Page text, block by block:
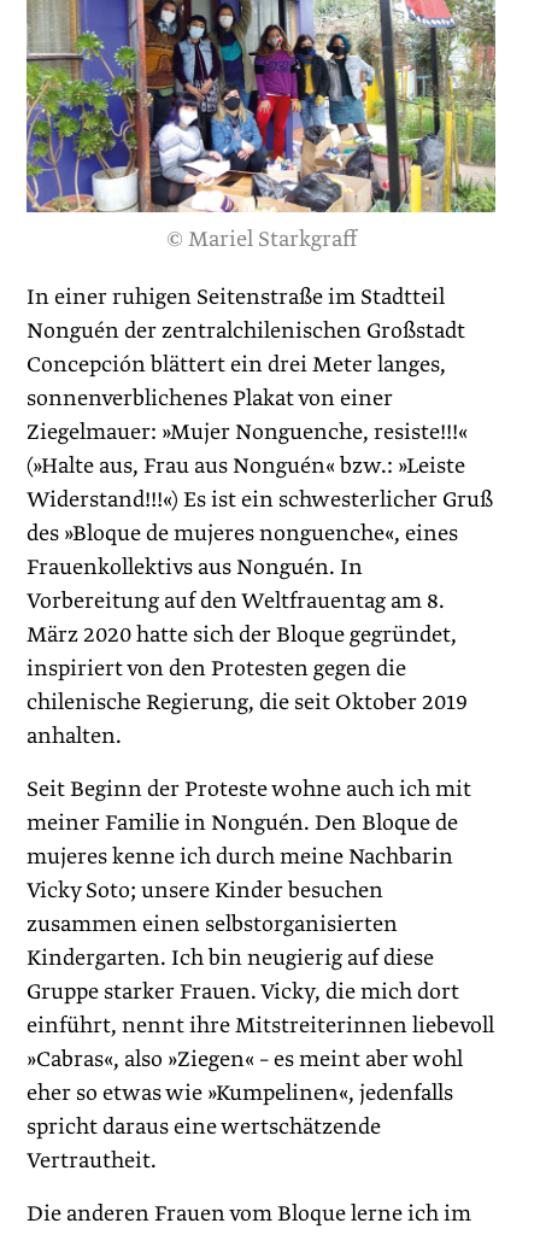
© Mariel Starkgraff
In einer ruhigen Seitenstraße im Stadtteil
Nonguén der zentralchilenischen Großstadt
Concepción blättert ein drei Meter langes,
sonnenverblichenes Plakat von einer
Ziegelmauer: »Mujer Nonguenche, resiste!!!«
(»Halte aus, Frau aus Nonguén« bzw.: »Leiste
Widerstand!!!«) Es ist ein schwesterlicher Gruß
des »Bloque de mujeres nonguenche«, eines
Frauenkollektivs aus Nonguén. In
Vorbereitung auf den Weltfrauentag am 8.
März 2020 hatte sich der Bloque gegründet,
inspiriert von den Protesten gegen die
chilenische Regierung, die seit Oktober 2019
anhalten.
Seit Beginn der Proteste wohne auch ich mit
meiner Familie in Nonguén. Den Bloque de
mujeres kenne ich durch meine Nachbarin
Vicky Soto; unsere Kinder besuchen
zusammen einen selbstorganisierten
Kindergarten. Ich bin neugierig auf diese
Gruppe starker Frauen. Vicky, die mich dort
einführt, nennt ihre Mitstreiterinnen liebevoll
»Cabras«, also »Ziegen« – es meint aber wohl
eher so etwas wie »Kumpelinen«, jedenfalls
spricht daraus eine wertschätzende
Vertrautheit.
Die anderen Frauen vom Bloque lerne ich im